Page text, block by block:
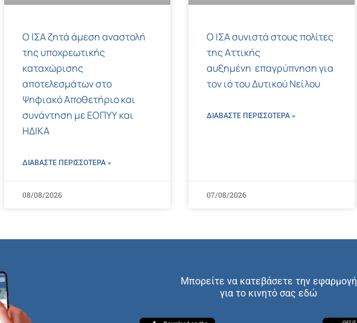
Ο ΙΣΑ ζητά άμεση αναστολή
της υποχρεωτικής
καταχώρισης
αποτελεσμάτων στο
Ψηφιακό Αποθετήριο και
συνάντηση με ΕΟΠΥΥ και
ΗΔΙΚΑ
ΔΙΑΒΑΣΤΕ ΠΕΡΙΣΣΌΤΕΡΑ »
08/08/2026
Ο ΙΣΑ συνιστά στους πολίτες
της Αττικής
αυξημένη επαγρύπνηση για
τον ιό του Δυτικού Νείλου
ΔΙΑΒΑΣΤΕ ΠΕΡΙΣΣΌΤΕΡΑ »
07/08/2026
Μπορείτε να κατεβάσετε την εφαρμογή
για το κινητό σας εδώ